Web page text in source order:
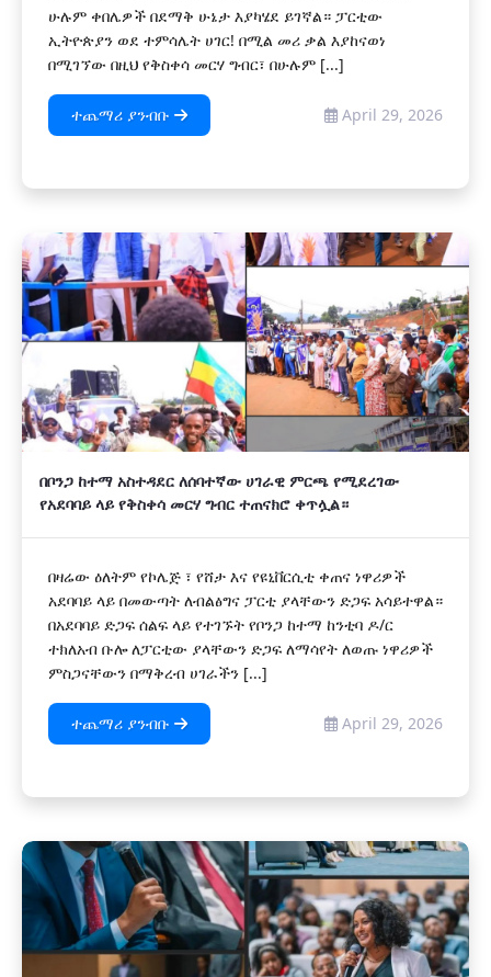
ሁሉም ቀበሌዎች በደማቅ ሁኔታ እያካሄደ ይገኛል። ​ፓርቲው
ኢትዮጵያን ወደ ተምሳሌት ሀገር! በሚል መሪ ቃል እያከናወነ
በሚገኘው በዚህ የቅስቀሳ መርሃ ግብር፣ በሁሉም [...]
ተጨማሪ ያንብቡ April 29, 2026
በቦንጋ ከተማ አስተዳደር ለሰባተኛው ሀገራዊ ምርጫ የሚደረገው
የአደባባይ ላይ የቅስቀሳ መርሃ ግብር ተጠናክሮ ቀጥሏል።
በዛሬው ዕለትም የኮሌጅ ፣ የሸታ እና የዩኒቨርሲቲ ቀጠና ነዋሪዎች
አደባባይ ላይ በመውጣት ለብልፅግና ፓርቲ ያላቸውን ድጋፍ አሳይተዋል።
በአደባባይ ድጋፍ ሰልፍ ላይ የተገኙት የቦንጋ ከተማ ከንቲባ ዶ/ር
ተክለአብ ቡሎ ለፓርቲው ያላቸውን ድጋፍ ለማሳየት ለወጡ ነዋሪዎች
ምስጋናቸውን በማቅረብ ሀገራችን [...]
ተጨማሪ ያንብቡ April 29, 2026